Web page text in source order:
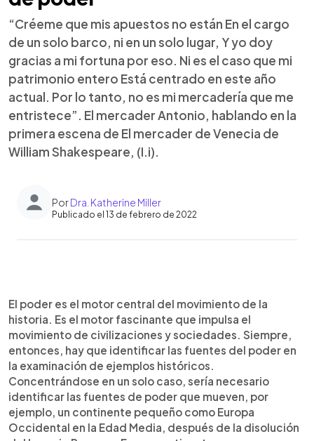
“Créeme que mis apuestos no están En el cargo
de un solo barco, ni en un solo lugar, Y yo doy
gracias a mi fortuna por eso. Ni es el caso que mi
patrimonio entero Está centrado en este año
actual. Por lo tanto, no es mi mercadería que me
entristece”. El mercader Antonio, hablando en la
primera escena de El mercader de Venecia de
William Shakespeare, (I.i).
PorDra. Katherine Miller
Publicado el 13 de febrero de 2022
Escuchar artículo
El poder es el motor central del movimiento de la
historia. Es el motor fascinante que impulsa el
movimiento de civilizaciones y sociedades. Siempre,
entonces, hay que identificar las fuentes del poder en
la examinación de ejemplos históricos.
Concentrándose en un solo caso, sería necesario
identificar las fuentes de poder que mueven, por
ejemplo, un continente pequeño como Europa
Occidental en la Edad Media, después de la disolución